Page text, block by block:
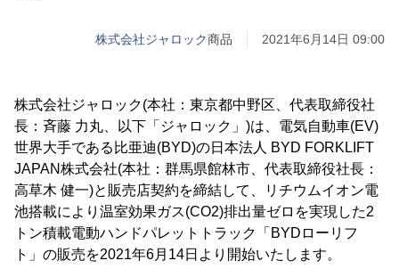
株式会社ジャロック商品 2021年6月14日 09:00
株式会社ジャロック(本社：東京都中野区、代表取締役社
長：斉藤 力丸、以下「ジャロック」)は、電気自動車(EV)
世界大手である比亜迪(BYD)の日本法人 BYD FORKLIFT
JAPAN株式会社(本社：群馬県館林市、代表取締役社長：
高草木 健一)と販売店契約を締結して、リチウムイオン電
池搭載により温室効果ガス(CO2)排出量ゼロを実現した2
トン積載電動ハンドパレットトラック「BYDローリフ
ト」の販売を2021年6月14日より開始いたします。